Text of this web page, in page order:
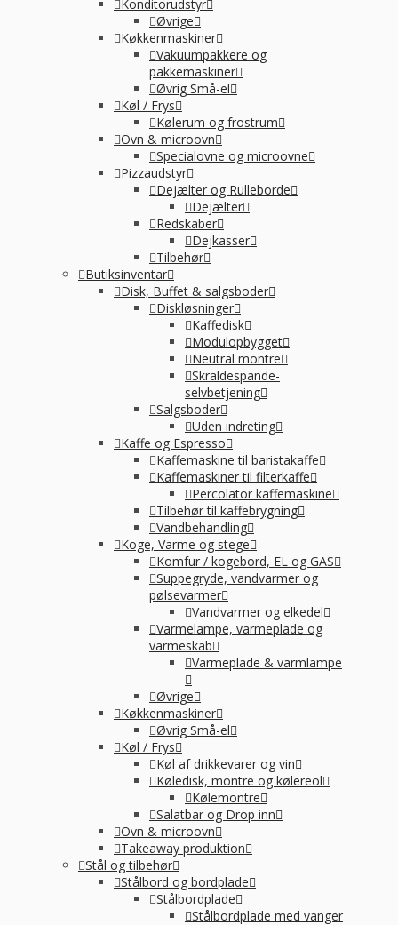
Konditorudstyr
Øvrige
Køkkenmaskiner
Vakuumpakkere og
pakkemaskiner
Øvrig Små-el
Køl / Frys
Kølerum og frostrum
Ovn & microovn
Specialovne og microovne
Pizzaudstyr
Dejælter og Rulleborde
Dejælter
Redskaber
Dejkasser
Tilbehør
Butiksinventar
Disk, Buffet & salgsboder
Diskløsninger
Kaffedisk
Modulopbygget
Neutral montre
Skraldespande-
selvbetjening
Salgsboder
Uden indreting
Kaffe og Espresso
Kaffemaskine til baristakaffe
Kaffemaskiner til filterkaffe
Percolator kaffemaskine
Tilbehør til kaffebrygning
Vandbehandling
Koge, Varme og stege
Komfur / kogebord, EL og GAS
Suppegryde, vandvarmer og
pølsevarmer
Vandvarmer og elkedel
Varmelampe, varmeplade og
varmeskab
Varmeplade & varmlampe
Øvrige
Køkkenmaskiner
Øvrig Små-el
Køl / Frys
Køl af drikkevarer og vin
Køledisk, montre og kølereol
Kølemontre
Salatbar og Drop inn
Ovn & microovn
Takeaway produktion
Stål og tilbehør
Stålbord og bordplade
Stålbordplade
Stålbordplade med vanger